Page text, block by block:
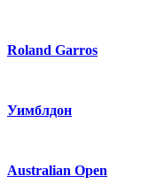
Roland Garros
Уимблдон
Australian Open